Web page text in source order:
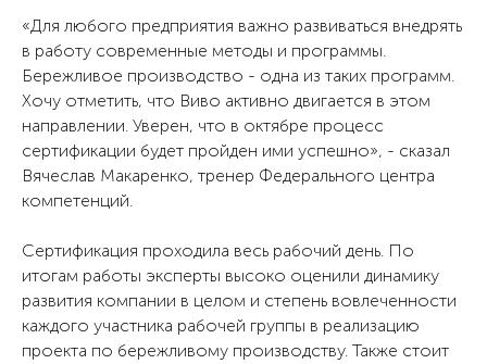
«Для любого предприятия важно развиваться внедрять
в работу современные методы и программы.
Бережливое производство - одна из таких программ.
Хочу отметить, что Виво активно двигается в этом
направлении. Уверен, что в октябре процесс
сертификации будет пройден ими успешно», - сказал
Вячеслав Макаренко, тренер Федерального центра
компетенций.
Сертификация проходила весь рабочий день. По
итогам работы эксперты высоко оценили динамику
развития компании в целом и степень вовлеченности
каждого участника рабочей группы в реализацию
проекта по бережливому производству. Также стоит